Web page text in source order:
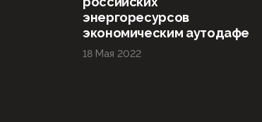
энергоресурсов
экономическим аутодафе
18 Мая 2022